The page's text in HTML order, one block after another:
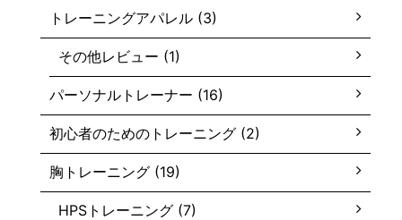
トレーニングアパレル (3)
その他レビュー (1)
パーソナルトレーナー (16)
初心者のためのトレーニング (2)
胸トレーニング (19)
HPSトレーニング (7)